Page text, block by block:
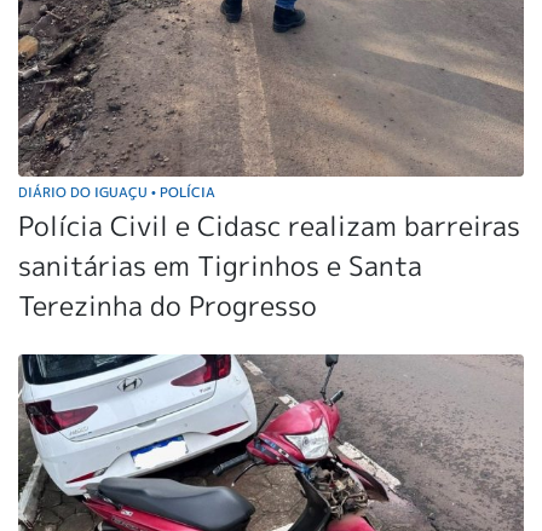
DIÁRIO DO IGUAÇU • POLÍCIA
Polícia Civil e Cidasc realizam barreiras
sanitárias em Tigrinhos e Santa
Terezinha do Progresso